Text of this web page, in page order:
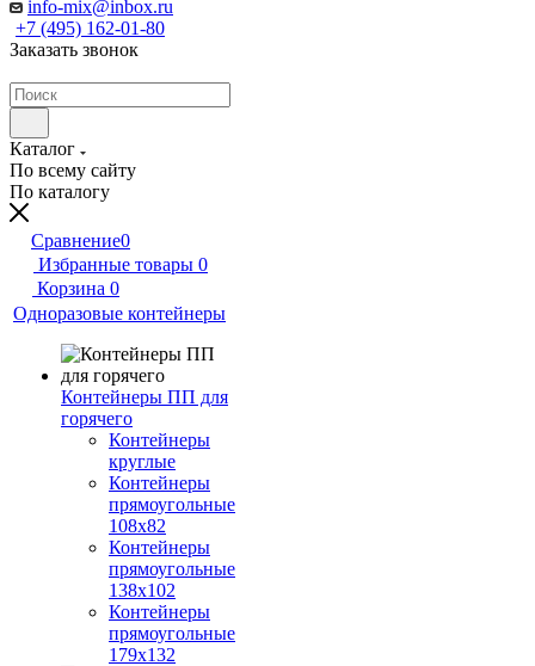
info-mix@inbox.ru
+7 (495) 162-01-80
Заказать звонок
Каталог
По всему сайту
По каталогу
Сравнение0
Избранные товары 0
Корзина 0
Одноразовые контейнеры
Контейнеры ПП для
горячего
Контейнеры
круглые
Контейнеры
прямоугольные
108х82
Контейнеры
прямоугольные
138х102
Контейнеры
прямоугольные
179х132